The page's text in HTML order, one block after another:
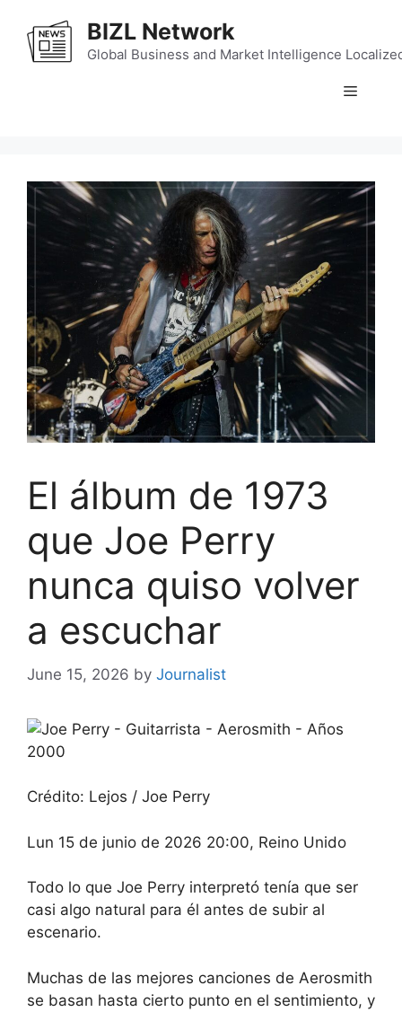
content
BIZL Network
Global Business and Market Intelligence
Menu
El álbum de 1973
que Joe Perry
nunca quiso volver
a escuchar
June 15, 2026 by Journalist
Crédito: Lejos / Joe Perry
Lun 15 de junio de 2026 20:00, Reino Unido
Todo lo que Joe Perry interpretó tenía que ser
casi algo natural para él antes de subir al
escenario.
Muchas de las mejores canciones de Aerosmith
se basan hasta cierto punto en el sentimiento, y